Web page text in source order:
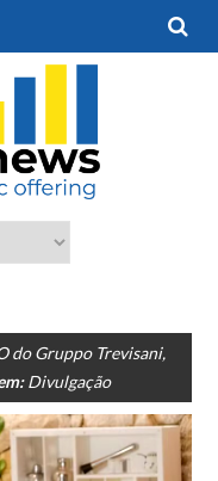
do Gruppo Trevisani,
Divulgação